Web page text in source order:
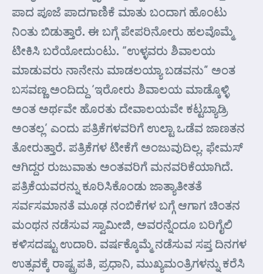
ಪಾದ ಪೂಜೆ ಪಾದಗಾಣಿಕೆ ಮಾತು ಬಂದಾಗ ಹೊಂಟು
ನಿಂತು ಬಿಡುತ್ತಾರೆ. ಈ ಬಗ್ಗೆ ಪೇಪರಿನೋರು ಹಲವೊಮ್ಮೆ
ಟೀಕಿಸಿ ಬರೆಯೋದುಂಟು. “ಉಳ್ಳವರು ಶಿವಾಲಯ
ಮಾಡುವರು ನಾನೇನು ಮಾಡಲಯ್ಯಾ ಬಡವನು” ಅಂತ
ಬಸವಣ್ಣ ಅಂದಿದ್ದು ‘ಇರೋರು ಶಿವಾಲಯ ಮಾಡ್ಕೊಳ್ಳಿ
ಅಂತ ಅರ್ಥವೇ ಹೊರತು ದೇವಾಲಯವೇ ಕಟ್ಟಬ್ಯಾಡ್ರಿ
ಅಂತಲ್ಲ’ ಎಂದು ಪತ್ರಿಕೆಗಳವರಿಗೆ ಉಲ್ಟಾ ಒಡೆವ ಜಾಣತನ
ತೋರುತ್ತಾರೆ. ಪತ್ರಿಕೆಗಳ ಟೀಕೆಗೆ ಅಂಜುವುದಿಲ್ಲ. ಫೇಮಸ್
ಆಗಿದ್ದರ ರುಜುವಾತು ಅಂತವರಿಗೆ ಮನವರಿಕೆಯಾಗಿದೆ.
ಪತ್ರಿಕೆಯವರನ್ನು ಕೂರಿಸಿಕೊಂಡು ಜಾತ್ಯಾತೀತತೆ
ಸರ್ವಸಮಾನತೆ ಮೂಢ ನಂಬಿಕೆಗಳ ಬಗ್ಗೆ ಆಗಾಗ ಚಿಂತನ
ಮಂಥನ ನಡೆಸುವ ಸ್ವಾಮೀಜಿ, ಅವರನ್ನೆಂದೂ ಬರಿಗೈಲಿ
ಕಳಿಸದಷ್ಟು ಉದಾರಿ. ವರ್ಷಕ್ಕೊಮ್ಮೆ ನಡೆಸುವ ಸಪ್ತ ದಿನಗಳ
ಉತ್ಸವಕ್ಕೆ ರಾಷ್ಟ್ರಪತಿ, ಪ್ರಧಾನಿ, ಮುಖ್ಯಮಂತ್ರಿಗಳನ್ನು ಕರೆಸಿ